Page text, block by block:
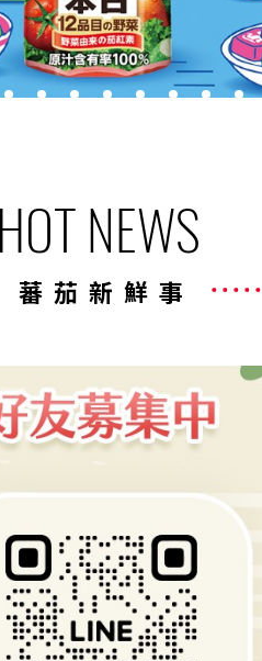
HOT NEWS
蕃茄新鮮事